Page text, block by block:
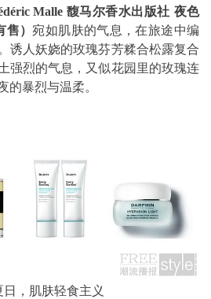
Malle 馥马尔香水出版社 夜色
售）宛如肌肤的气息，在旅途中编
诱人妖娆的玫瑰芬芳糅合松露复合
强烈的气息，又似花园里的玫瑰连
的暴烈与温柔。
日，肌肤轻食主义